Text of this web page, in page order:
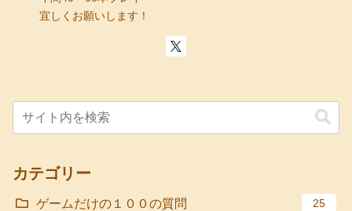
宜しくお願いします！
カテゴリー
ゲームだけの１００の質問 25